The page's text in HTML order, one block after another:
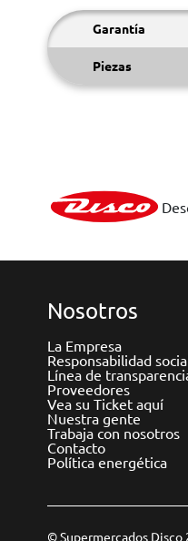
Garantía
Piezas
Nosotros
La Empresa
Responsabilidad
Línea de
Proveedores
Vea su Ticket aquí
Nuestra gente
Trabaja con nosotros
Contacto
Política energética
© Supermercados Disco